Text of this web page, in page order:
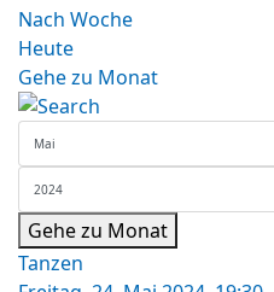
Nach Woche
Heute
Gehe zu Monat
Gehe zu Monat
Tanzen